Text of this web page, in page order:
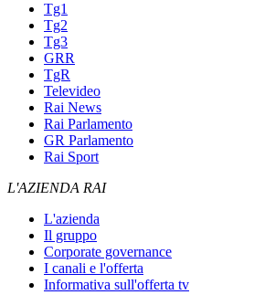
Tg1
Tg2
Tg3
GRR
TgR
Televideo
Rai News
Rai Parlamento
GR Parlamento
Rai Sport
L'AZIENDA RAI
L'azienda
Il gruppo
Corporate governance
I canali e l'offerta
Informativa sull'offerta tv